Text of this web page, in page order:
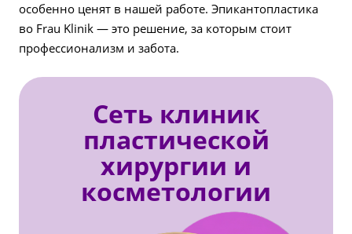
особенно ценят в нашей работе. Эпикантопластика
во Frau Klinik — это решение, за которым стоит
профессионализм и забота.
Сеть клиник
пластической
хирургии и
косметологии